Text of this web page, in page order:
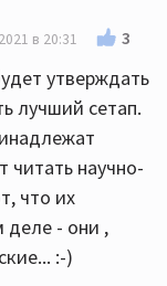
в 20:31 3
утверждать
лучший сетап.
читать научно-
что их
деле - они ,
:-)